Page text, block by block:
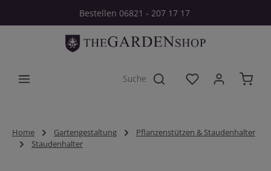
Zum Hauptinhalt springenBestellen 06821 - 207 17 17
Du hast 0
Home Gartengestaltung
Pflanzenstützen & Staudenhalter
Staudenhalter